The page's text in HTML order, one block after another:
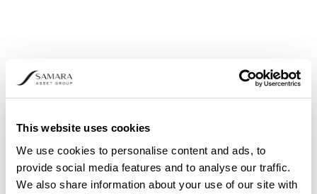
This website uses cookies
We use cookies to personalise content and ads, to
provide social media features and to analyse our traffic.
We also share information about your use of our site with
Abs. 1 b) und Abs. 3 der Verordnung (EU)
Nr.596/2014